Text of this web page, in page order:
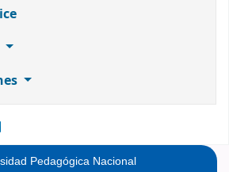
Pedagógica Nacional